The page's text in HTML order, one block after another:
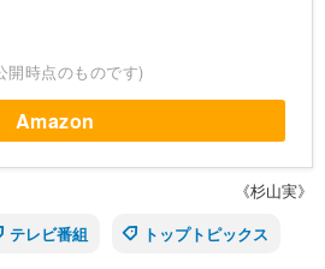
開時点のものです)
Amazon
《杉山実》
テレビ番組 トップトピックス